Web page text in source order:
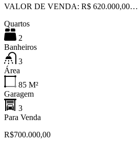
VALOR DE VENDA: R$ 620.000,00…
Quartos
2
Banheiros
3
Área
85 M²
Garagem
3
Para Venda
R$700.000,00